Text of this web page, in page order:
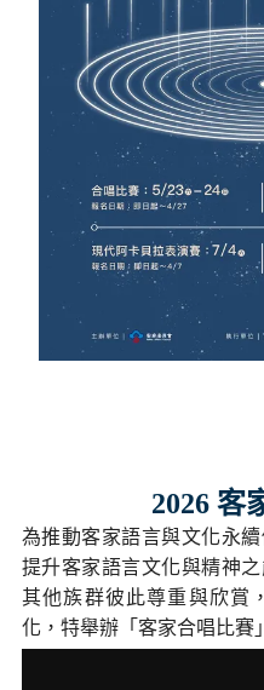
2026 客
為推動客家語言與文化永
提升客家語言文化與精神
其他族群彼此尊重與欣賞
化，特舉辦「客家合唱比賽